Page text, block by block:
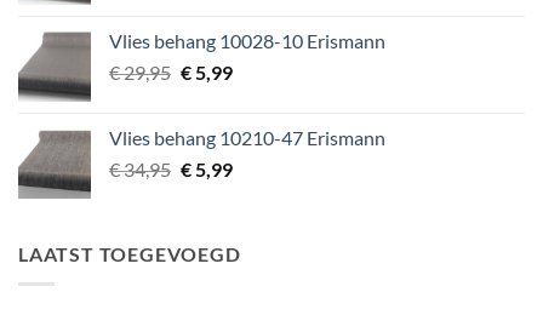
€ 29,95.€ 5,99.
Vlies behang 10028-10 Erismann
€29,95 Oorspronkelijke
€ 29,95.
€5,99Huidige
€ 5,99.
Vlies behang 10210-47 Erismann
€34,95 Oorspronkelijke
€ 34,95.
€5,99Huidige
€ 5,99.
LAATST TOEGEVOEGD